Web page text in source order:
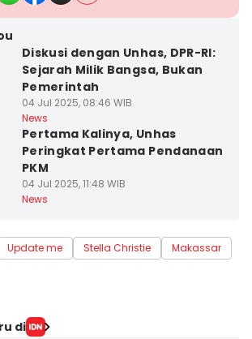
Diskusi dengan Unhas, DPR-RI:
Sejarah Milik Bangsa, Bukan
Pemerintah
04 Jul 2025, 08:46 WIB
News
Pertama Kalinya, Unhas
Peringkat Pertama Pendanaan
PKM
04 Jul 2025, 11:48 WIB
News
Update me Stella Christie Makassar
di